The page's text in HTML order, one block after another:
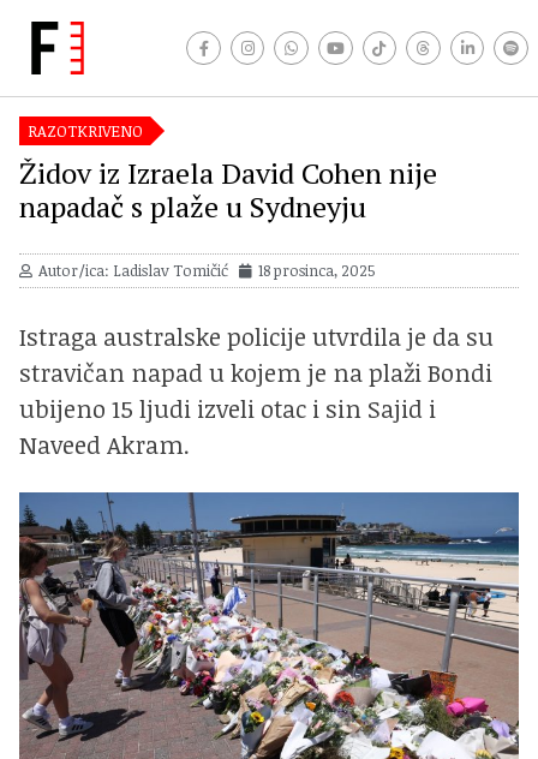
RAZOTKRIVENO
Židov iz Izraela David Cohen nije
napadač s plaže u Sydneyju
Autor/ica: Ladislav Tomičić 18 prosinca, 2025
Istraga australske policije utvrdila je da su
stravičan napad u kojem je na plaži Bondi
ubijeno 15 ljudi izveli otac i sin Sajid i
Naveed Akram.